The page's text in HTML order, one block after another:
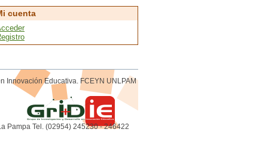
cuenta
Innovación Educativa. FCEYN UNLPAM
Pampa Tel. (02954) 245230 - 246422